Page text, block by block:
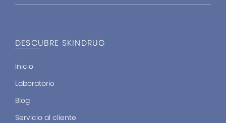
t
a
e t
DESCUBRE SKINDRUG
Inicio
Laboratorio
Blog
Servicio al cliente